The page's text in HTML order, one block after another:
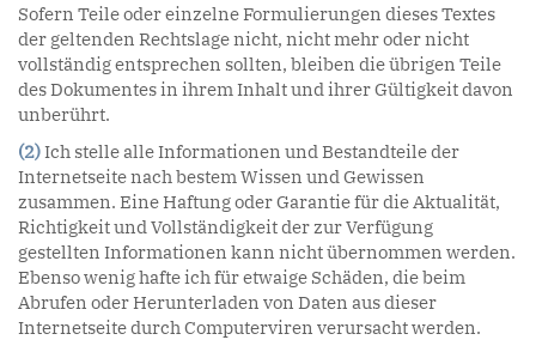
Sofern Teile oder einzelne Formulierungen dieses Textes
der geltenden Rechtslage nicht, nicht mehr oder nicht
vollständig entsprechen sollten, bleiben die übrigen Teile
des Dokumentes in ihrem Inhalt und ihrer Gültigkeit davon
unberührt.
(2)Ich stelle alle Informationen und Bestandteile der
Internetseite nach bestem Wissen und Gewissen
zusammen. Eine Haftung oder Garantie für die Aktualität,
Richtigkeit und Vollständigkeit der zur Verfügung
gestellten Informationen kann nicht übernommen werden.
Ebenso wenig hafte ich für etwaige Schäden, die beim
Abrufen oder Herunterladen von Daten aus dieser
Internetseite durch Computerviren verursacht werden.